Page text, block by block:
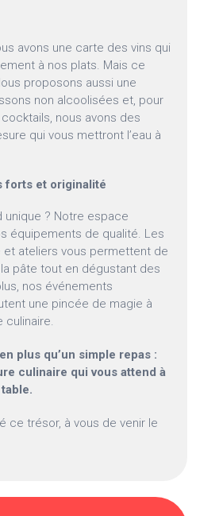
avons une carte des vins qui
à nos plats. Mais ce
proposons aussi une
non alcoolisées et, pour
nous avons des
qui vous mettront l’eau à
forts et originalité
unique ? Notre espace
équipements de qualité. Les
et ateliers vous permettent de
pâte tout en dégustant des
nos événements
une pincée de magie à
culinaire.
plus qu’un simple repas :
culinaire qui vous attend à
ce trésor, à vous de venir le